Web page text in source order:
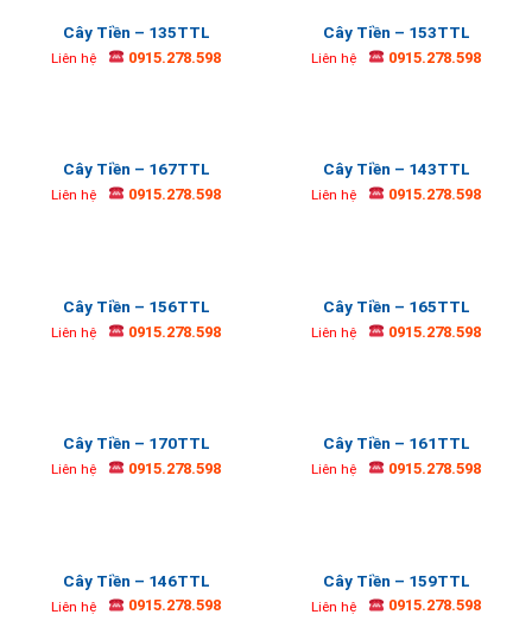
Cây Tiền – 135TTL
Liên hệ 0915.278.598
Cây Tiền – 153TTL
Liên hệ 0915.278.598
Cây Tiền – 167TTL
Liên hệ 0915.278.598
Cây Tiền – 143TTL
Liên hệ 0915.278.598
Cây Tiền – 156TTL
Liên hệ 0915.278.598
Cây Tiền – 165TTL
Liên hệ 0915.278.598
Cây Tiền – 170TTL
Liên hệ 0915.278.598
Cây Tiền – 161TTL
Liên hệ 0915.278.598
Cây Tiền – 146TTL
Liên hệ 0915.278.598
Cây Tiền – 159TTL
Liên hệ 0915.278.598